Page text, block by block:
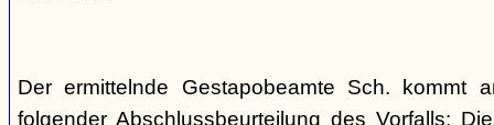
Der ermittelnde Gestapobeamte Sch. kommt
folgender Abschlussbeurteilung des Vorfalls: